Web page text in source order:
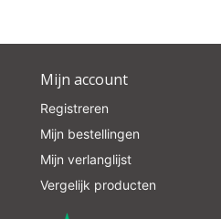
Mijn account
Registreren
Mijn bestellingen
Mijn verlanglijst
Vergelijk producten